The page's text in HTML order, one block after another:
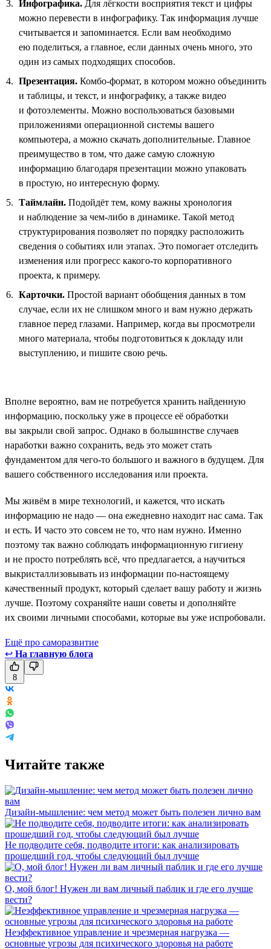
Инфографика. Для лёгкости восприятия текст и цифры
можно перевести в инфографику. Так информация лучше
считывается и запоминается. Если вам необходимо
ею поделиться, а главное, если данных очень много, это
один из самых подходящих способов.
Презентация. Комбо-формат, в котором можно объединить
и таблицы, и текст, и инфографику, а также видео
и фотоэлементы. Можно воспользоваться базовыми
приложениями операционной системы вашего
компьютера, а можно скачать дополнительные. Главное
преимущество в том, что даже самую сложную
информацию благодаря презентации можно упаковать
в простую, но интересную форму.
Таймлайн. Подойдёт тем, кому важны хронология
и наблюдение за чем-либо в динамике. Такой метод
структурирования позволяет по порядку расположить
сведения о событиях или этапах. Это помогает отследить
изменения или прогресс какого-то корпоративного
проекта, к примеру.
Карточки. Простой вариант обобщения данных в том
случае, если их не слишком много и вам нужно держать
главное перед глазами. Например, когда вы просмотрели
много материала, чтобы подготовиться к докладу или
выступлению, и пишите свою речь.
Вполне вероятно, вам не потребуется хранить найденную
информацию, поскольку уже в процессе её обработки
вы закрыли свой запрос. Однако в большинстве случаев
наработки важно сохранить, ведь это может стать
фундаментом для чего-то большого и важного в будущем. Для
вашего собственного исследования или проекта.
Мы живём в мире технологий, и кажется, что искать
информацию не надо — она ежедневно находит нас сама. Так
и есть. И часто это совсем не то, что нам нужно. Именно
поэтому так важно соблюдать информационную гигиену
и не просто потреблять всё, что предлагается, а научиться
выкристаллизовывать из информации по-настоящему
качественный продукт, который сделает вашу работу и жизнь
лучше. Поэтому сохраняйте наши советы и дополняйте
их своими личными способами, которые вы уже испробовали.
Ещё про саморазвитие
↩ На главную блога
8
Читайте также
Дизайн-мышление: чем метод может быть полезен лично вам
Не подводите себя, подводите итоги: как анализировать
прошедший год, чтобы следующий был лучше
О, мой блог! Нужен ли вам личный паблик и где его лучше
вести?
Неэффективное управление и чрезмерная нагрузка —
основные угрозы для психического здоровья на работе